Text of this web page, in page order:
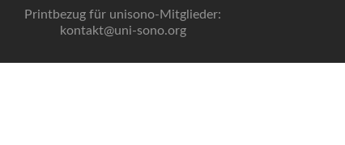
Printbezug für unisono-Mitglieder:
kontakt@uni-sono.org